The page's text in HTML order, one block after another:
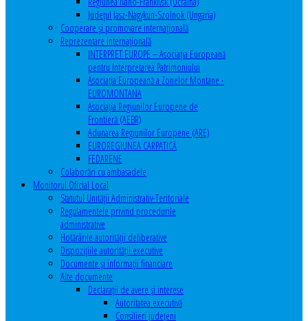
Judeţul Jasz-Nagykun-Szolnok (Ungaria)
Cooperare şi promovare internaţională
Reprezentare internaţională
INTERPRET EUROPE – Asociația Europeană
pentru Interpretarea Patrimoniului
Asociația Europeană a Zonelor Montane -
EUROMONTANA
Asociația Regiunilor Europene de
Frontieră (AEBR)
Adunarea Regiunilor Europene (ARE)
EUROREGIUNEA CARPATICĂ
FEDARENE
Colaborări cu ambasadele
Monitorul Oficial Local
Statutul Unităţii Administrativ-Teritoriale
Regulamentele privind procedurile
administrative
Hotărârile autorităţii deliberative
Dispoziţiile autorităţii executive
Documente şi informaţii financiare
Alte documente
Declaraţii de avere şi interese
Autoritatea executivă
Consilieri judeţeni